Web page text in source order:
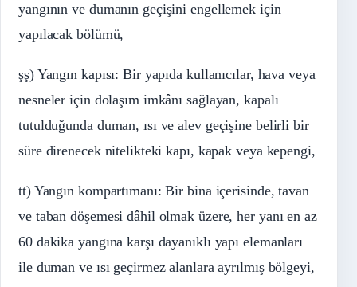
yangının ve dumanın geçişini engellemek için
yapılacak bölümü,
şş) Yangın kapısı: Bir yapıda kullanıcılar, hava veya
nesneler için dolaşım imkânı sağlayan, kapalı
tutulduğunda duman, ısı ve alev geçişine belirli bir
süre direnecek nitelikteki kapı, kapak veya kepengi,
tt) Yangın kompartımanı: Bir bina içerisinde, tavan
ve taban döşemesi dâhil olmak üzere, her yanı en az
60 dakika yangına karşı dayanıklı yapı elemanları
ile duman ve ısı geçirmez alanlara ayrılmış bölgeyi,